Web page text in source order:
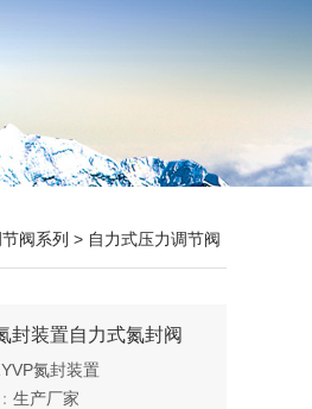
阀系列 > 自力式压力调节阀
封装置自力式氮封阀
氮封装置
生产厂家